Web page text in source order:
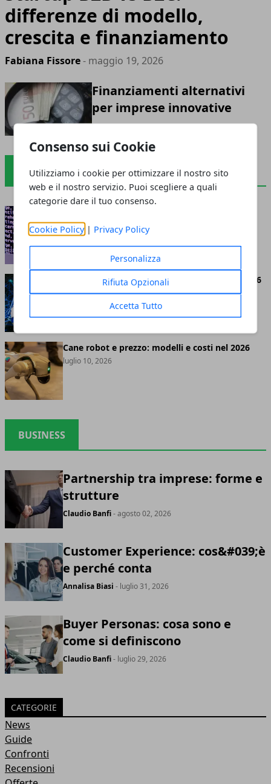
Consenso sui Cookie
Utilizziamo i cookie per ottimizzare il nostro sito
web e il nostro servizio. Puoi scegliere a quali
categorie dare il tuo consenso.
Cookie Policy | Privacy Policy
Personalizza
Rifiuta Opzionali
Accetta Tutto
differenze di modello,
crescita e finanziamento
Fabiana Fissore- maggio 19, 2026
Finanziamenti alternativi
per imprese innovative
INTELLIGENZA ARTIFICIALE
luglio 15, 2026
Google Robotics: progetti e tecnologie nel 2026
luglio 11, 2026
Cane robot e prezzo: modelli e costi nel 2026
luglio 10, 2026
BUSINESS
Partnership tra imprese: forme e
strutture
Claudio Banfi- agosto 02, 2026
Customer Experience: cos&#039;è
e perché conta
Annalisa Biasi - luglio 31, 2026
Buyer Personas: cosa sono e
come si definiscono
Claudio Banfi- luglio 29, 2026
CATEGORIE
News
Guide
Confronti
Recensioni